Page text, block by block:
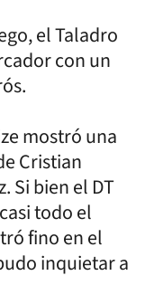
el Taladro
con un
mostró una
Cristian
Si bien el DT
todo el
fino en el
inquietar a